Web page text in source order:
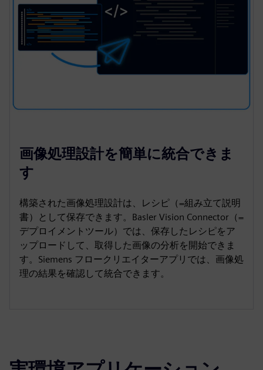
画像処理設計を簡単に統合できま
す
構築された画像処理設計は、レシピ（=組み立て説明
書）として保存できます。Basler Vision Connector（=
デプロイメントツール）では、保存したレシピをア
ップロードして、取得した画像の分析を開始できま
す。Siemens フロークリエイターアプリでは、画像処
理の結果を確認して統合できます。